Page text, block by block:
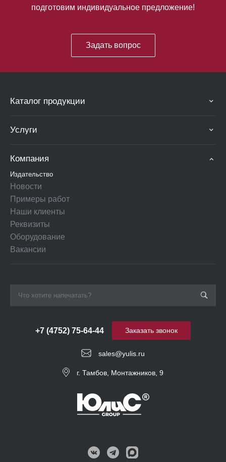
подготовим индивидуальное предложение!
Задать вопрос
Каталог продукции
Услуги
Компания
Издательство
Новости
Примеры работ
Наши клиенты
Реквизиты
Оборудование
Вакансии
sales@yulis.ru
+7 (4752) 75-64-44
г. Тамбов, Монтажников, 9
Заказать звонок